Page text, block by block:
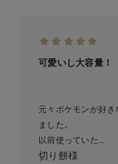
可愛いし大容量！
元々ポケモンが好
ました。
以前使っていた...
切り餅様